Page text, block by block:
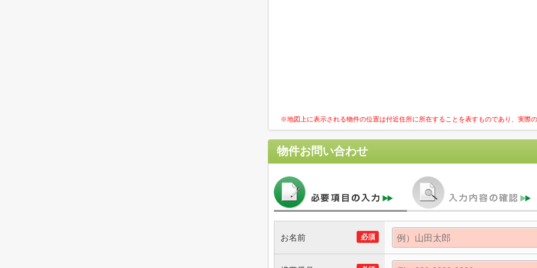
※地図上に表示される物件の位置は付近住所に所在することを表すものであり、実際
物件お問い合わせ
必須
お名前